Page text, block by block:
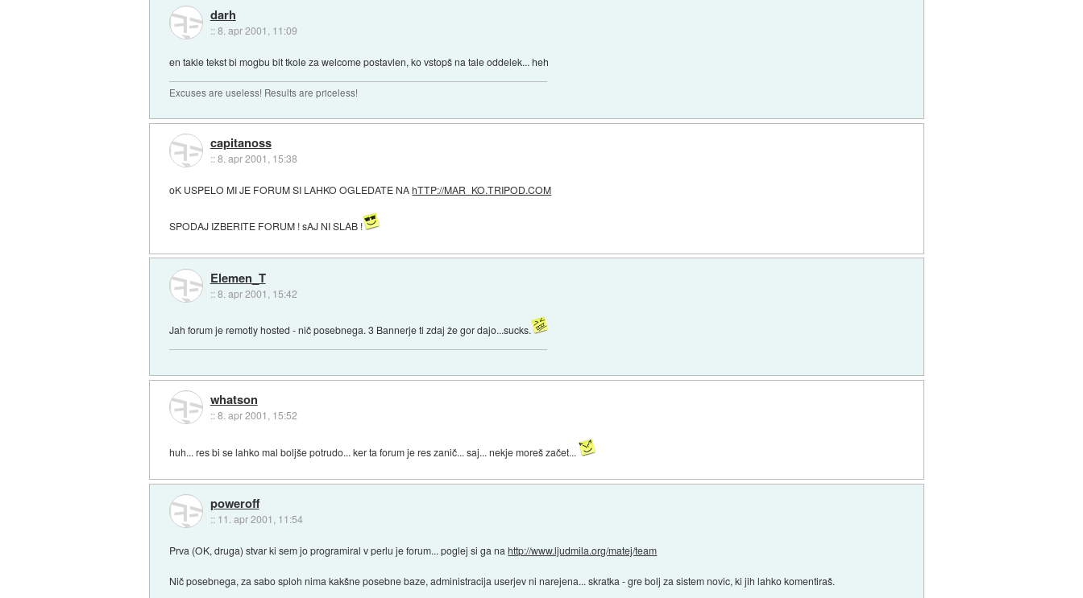
darh
::8. apr 2001, 11:09
en takle tekst bi mogbu bit tkole za welcome postavlen, ko vstopš na tale oddelek... heh
Excuses are useless! Results are priceless!
capitanoss
::8. apr 2001, 15:38
oK USPELO MI JE FORUM SI LAHKO OGLEDATE NAhTTP://MAR_KO.TRIPOD.COM
SPODAJ IZBERITE FORUM ! sAJ NI SLAB !
Elemen_T
::8. apr 2001, 15:42
Jah forum je remotly hosted - nič posebnega. 3 Bannerje ti zdaj že gor dajo...sucks.
whatson
::8. apr 2001, 15:52
huh... res bi se lahko mal boljše potrudo... ker ta forum je res zanič... saj... nekje moreš začet...
poweroff
:: 11. apr 2001, 11:54
Prva (OK, druga) stvar ki sem jo programiral v perlu je forum... poglej si ga nahttp://www.ljudmila.org/matej/team
Nič posebnega, za sabo sploh nima kakšne posebne baze, administracija userjev ni narejena... skratka - gre bolj za sistem novic, ki jih lahko komentiraš.